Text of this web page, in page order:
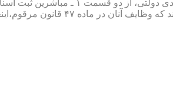
تبیین شده بود .